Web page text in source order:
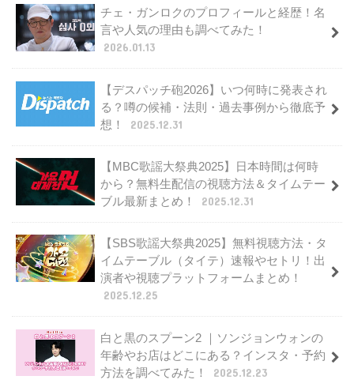
チェ・ガンロクのプロフィールと経歴！名
言や人気の理由も調べてみた！
2026.01.13
【デスパッチ砲2026】いつ何時に発表され
る？噂の候補・法則・過去事例から徹底予
想！
2025.12.31
【MBC歌謡大祭典2025】日本時間は何時
から？無料生配信の視聴方法＆タイムテー
ブル最新まとめ！
2025.12.31
【SBS歌謡大祭典2025】無料視聴方法・タ
イムテーブル（タイテ）速報やセトリ！出
演者や視聴プラットフォームまとめ！
2025.12.25
白と黒のスプーン2 ｜ソンジョンウォンの
年齢やお店はどこにある？インスタ・予約
方法を調べてみた！
2025.12.23